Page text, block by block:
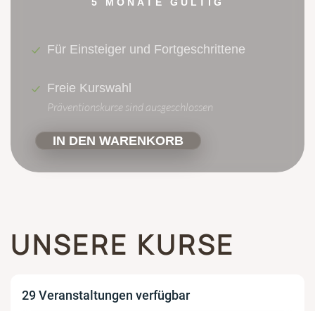
Für Einsteiger und Fortgeschrittene
Freie Kurswahl
Präventionskurse sind ausgeschlossen
IN DEN WARENKORB
UNSERE KURSE
29 Veranstaltungen verfügbar